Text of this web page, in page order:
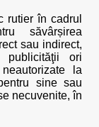
rutier în cadrul
săvârșirea
sau indirect,
ori
la
sine sau
necuvenite, în